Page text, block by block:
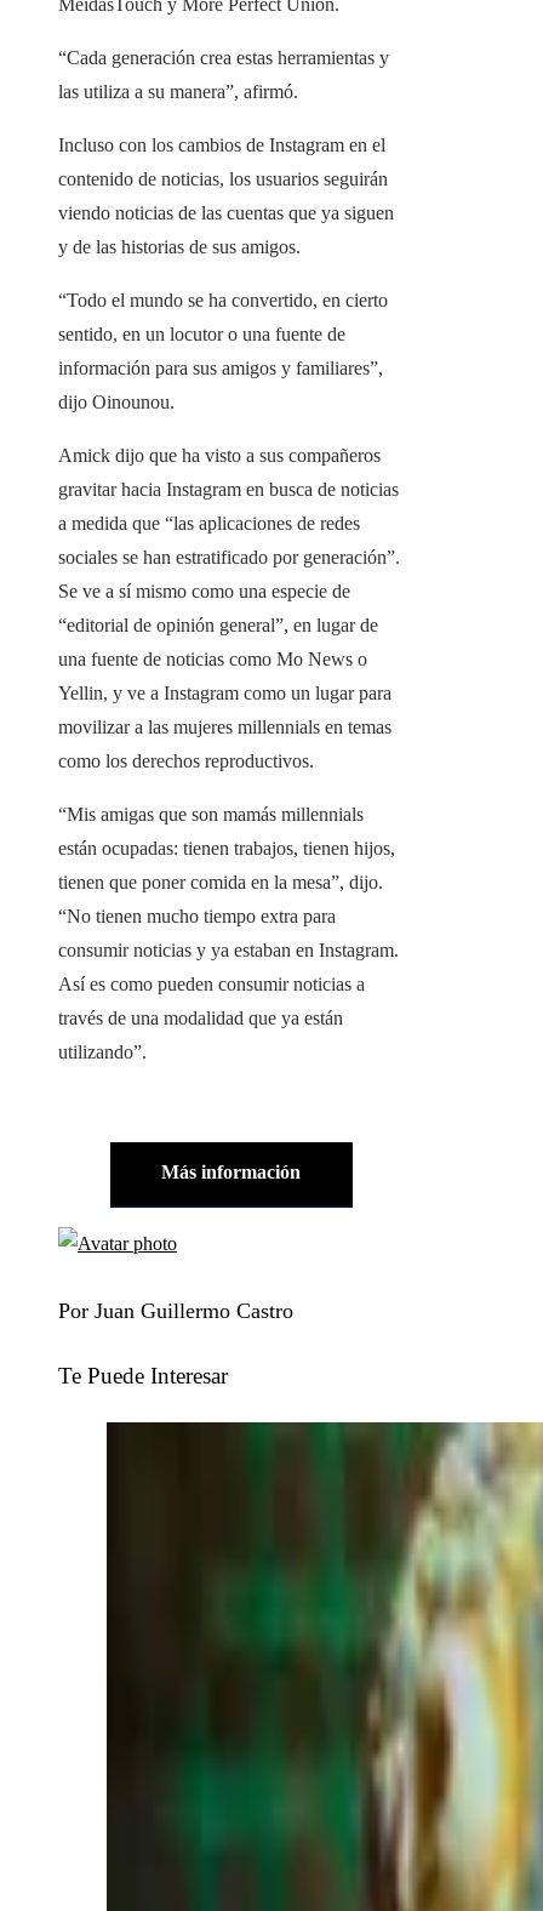
MeidasTouch y More Perfect Union.
“Cada generación crea estas herramientas y
las utiliza a su manera”, afirmó.
Incluso con los cambios de Instagram en el
contenido de noticias, los usuarios seguirán
viendo noticias de las cuentas que ya siguen
y de las historias de sus amigos.
“Todo el mundo se ha convertido, en cierto
sentido, en un locutor o una fuente de
información para sus amigos y familiares”,
dijo Oinounou.
Amick dijo que ha visto a sus compañeros
gravitar hacia Instagram en busca de noticias
a medida que “las aplicaciones de redes
sociales se han estratificado por generación”.
Se ve a sí mismo como una especie de
“editorial de opinión general”, en lugar de
una fuente de noticias como Mo News o
Yellin, y ve a Instagram como un lugar para
movilizar a las mujeres millennials en temas
como los derechos reproductivos.
“Mis amigas que son mamás millennials
están ocupadas: tienen trabajos, tienen hijos,
tienen que poner comida en la mesa”, dijo.
“No tienen mucho tiempo extra para
consumir noticias y ya estaban en Instagram.
Así es como pueden consumir noticias a
través de una modalidad que ya están
utilizando”.
Más información
Por Juan Guillermo Castro
Te Puede Interesar